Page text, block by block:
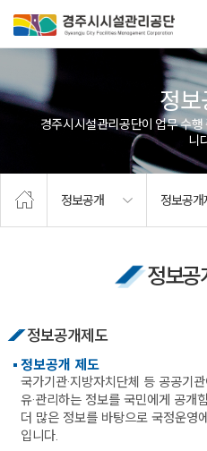
정보
경주시시설관리공단이 업무 수행
니
정보공개 정보공개
정보공
정보공개제도
정보공개 제도
국가기관·지방자치단체 등 공공기
유·관리하는 정보를 국민에게 공개
더 많은 정보를 바탕으로 국정운영
입니다.